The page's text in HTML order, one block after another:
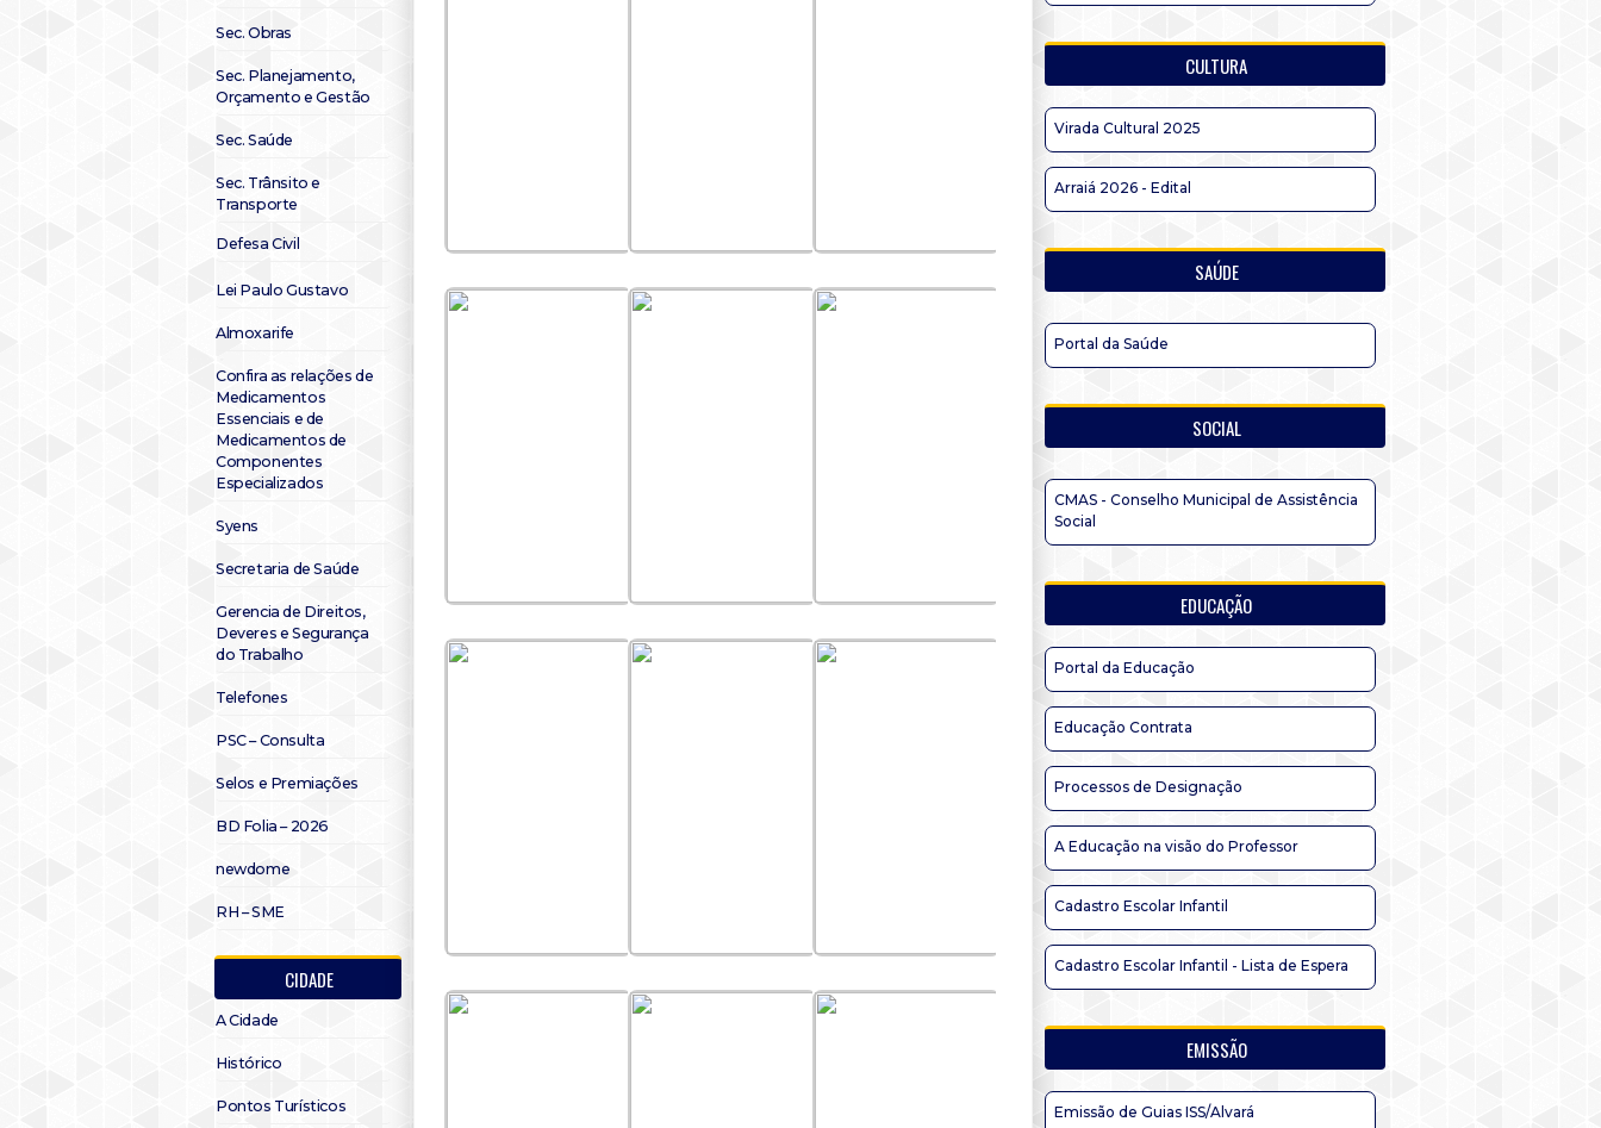
Sec. Obras
Sec. Planejamento,
Orçamento e Gestão
Sec. Saúde
Sec. Trânsito e
Transporte
Defesa Civil
Lei Paulo Gustavo
Almoxarife
Confira as relações de
Medicamentos
Essenciais e de
Medicamentos de
Componentes
Especializados
Syens
Secretaria de Saúde
Gerencia de Direitos,
Deveres e Segurança
do Trabalho
Telefones
PSC – Consulta
Selos e Premiações
BD Folia – 2026
newdome
RH – SME
CIDADE
A Cidade
Histórico
Pontos Turísticos
CULTURA
Virada Cultural 2025
Arraiá 2026 - Edital
SAÚDE
Portal da Saúde
SOCIAL
CMAS - Conselho Municipal de Assistência
Social
EDUCAÇÃO
Portal da Educação
Educação Contrata
Processos de Designação
A Educação na visão do Professor
Cadastro Escolar Infantil
Cadastro Escolar Infantil - Lista de Espera
EMISSÃO
Emissão de Guias ISS/Alvará